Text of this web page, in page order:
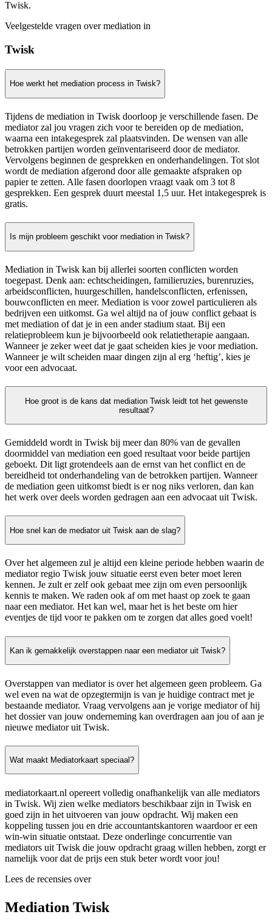
Twisk.
Veelgestelde vragen over mediation in
Twisk
Hoe werkt het mediation process in Twisk?
Tijdens de mediation in Twisk doorloop je verschillende fasen. De
mediator zal jou vragen zich voor te bereiden op de mediation,
waarna een intakegesprek zal plaatsvinden. De wensen van alle
betrokken partijen worden geïnventariseerd door de mediator.
Vervolgens beginnen de gesprekken en onderhandelingen. Tot slot
wordt de mediation afgerond door alle gemaakte afspraken op
papier te zetten. Alle fasen doorlopen vraagt vaak om 3 tot 8
gesprekken. Een gesprek duurt meestal 1,5 uur. Het intakegesprek is
gratis.
Is mijn probleem geschikt voor mediation in Twisk?
Mediation in Twisk kan bij allerlei soorten conflicten worden
toegepast. Denk aan: echtscheidingen, familieruzies, burenruzies,
arbeidsconflicten, huurgeschillen, handelsconflicten, erfenissen,
bouwconflicten en meer. Mediation is voor zowel particulieren als
bedrijven een uitkomst. Ga wel altijd na of jouw conflict gebaat is
met mediation of dat je in een ander stadium staat. Bij een
relatieprobleem kun je bijvoorbeeld ook relatietherapie aangaan.
Wanneer je zeker weet dat je gaat scheiden kies je voor mediation.
Wanneer je wilt scheiden maar dingen zijn al erg ‘heftig’, kies je
voor een advocaat.
Hoe groot is de kans dat mediation Twisk leidt tot het gewenste
resultaat?
Gemiddeld wordt in Twisk bij meer dan 80% van de gevallen
doormiddel van mediation een goed resultaat voor beide partijen
geboekt. Dit ligt grotendeels aan de ernst van het conflict en de
bereidheid tot onderhandeling van de betrokken partijen. Wanneer
de mediation geen uitkomst biedt is er nog niks verloren, dan kan
het werk over deels worden gedragen aan een advocaat uit Twisk.
Hoe snel kan de mediator uit Twisk aan de slag?
Over het algemeen zul je altijd een kleine periode hebben waarin de
mediator regio Twisk jouw situatie eerst even beter moet leren
kennen. Je zult er zelf ook gebaat mee zijn om even persoonlijk
kennis te maken. We raden ook af om met haast op zoek te gaan
naar een mediator. Het kan wel, maar het is het beste om hier
eventjes de tijd voor te pakken om te zorgen dat alles goed voelt!
Kan ik gemakkelijk overstappen naar een mediator uit Twisk?
Overstappen van mediator is over het algemeen geen probleem. Ga
wel even na wat de opzegtermijn is van je huidige contract met je
bestaande mediator. Vraag vervolgens aan je vorige mediator of hij
het dossier van jouw onderneming kan overdragen aan jou of aan je
nieuwe mediator uit Twisk.
Wat maakt Mediatorkaart speciaal?
mediatorkaart.nl opereert volledig onafhankelijk van alle mediators
in Twisk. Wij zien welke mediators beschikbaar zijn in Twisk en
goed zijn in het uitvoeren van jouw opdracht. Wij maken een
koppeling tussen jou en drie accountantskantoren waardoor er een
win-win situatie ontstaat. Deze onderlinge concurrentie van
mediators uit Twisk die jouw opdracht graag willen hebben, zorgt er
namelijk voor dat de prijs een stuk beter wordt voor jou!
Lees de recensies over
Mediation Twisk